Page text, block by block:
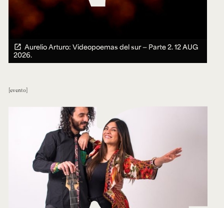
Aurelio Arturo: Videopoemas del sur — Parte 2.12 AUG
2026.
evento